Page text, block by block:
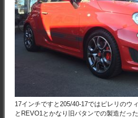
17インチですと205/40-17ではピレリのウ
とREVO1とかなり旧パタンでの製造だっ